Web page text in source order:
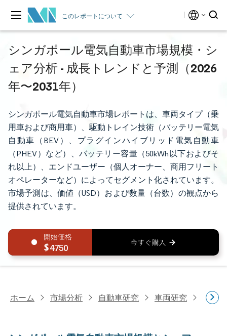
このレポートについて
シンガポール電気自動車市場規模・シ
ェア分析 - 成長トレンドと予測（2026
年〜2031年）
シンガポール電気自動車市場レポートは、車両タイプ（乗
用車および商用車）、駆動トレイン技術（バッテリー電気
自動車（BEV）、プラグインハイブリッド電気自動車
（PHEV）など）、バッテリー容量（50kWh以下およびそ
れ以上）、エンドユーザー（個人オーナー、商用フリート
オペレーターなど）によってセグメント化されています。
市場予測は、価値（USD）および数量（台数）の観点から
提供されています。
4750
ホーム 市場分析 自動車研究 車両研究 シン